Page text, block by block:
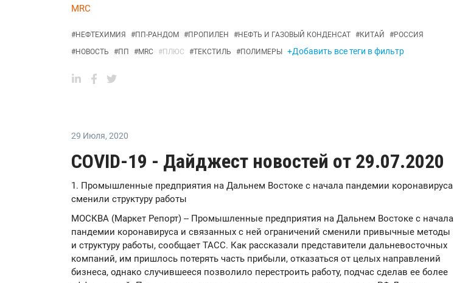
MRC
#НЕФТЕХИМИЯ #ПП-РАНДОМ #ПРОПИЛЕН #НЕФТЬ И ГАЗОВЫЙ КОНДЕНСАТ #КИТАЙ #РОССИЯ
#НОВОСТЬ #ПП #MRC #ПЛЮС #ТЕКСТИЛЬ #ПОЛИМЕРЫ +Добавить все теги в фильтр
29 Июля, 2020
COVID-19 - Дайджест новостей от 29.07.2020
1. Промышленные предприятия на Дальнем Востоке с начала пандемии коронавируса
сменили структуру работы
МОСКВА (Маркет Репорт) -- Промышленные предприятия на Дальнем Востоке с начала
пандемии коронавируса и связанных с ней ограничений сменили привычные методы
и структуру работы, сообщает ТАСС. Как рассказали представители дальневосточных
компаний, им пришлось потерять часть прибыли, отказаться от целых направлений
бизнеса, однако случившееся позволило перестроить работу, подчас сделав ее более